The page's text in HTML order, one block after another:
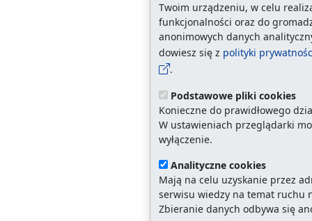
Twoim urządzeniu, w celu
funkcjonalności oraz do
anonimowych danych
dowiesz się z polityki
.
Podstawowe pliki cookies
Konieczne do prawidłowego
W ustawieniach przeglądarki
wyłączenie.
Analityczne cookies
Mają na celu uzyskanie przez
serwisu wiedzy na temat ruchu
Zbieranie danych odbywa się